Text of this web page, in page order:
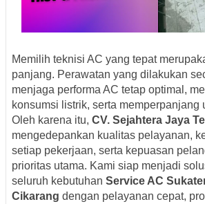
Memilih teknisi AC yang tepat
panjang. Perawatan yang dilakukan
menjaga performa AC tetap optimal,
konsumsi listrik, serta memperpanjang
Oleh karena itu, CV. Sejahtera Jaya
mengedepankan kualitas pelayanan,
setiap pekerjaan, serta kepuasan
prioritas utama. Kami siap menjadi
seluruh kebutuhan Service AC
Cikarang dengan pelayanan cepat,